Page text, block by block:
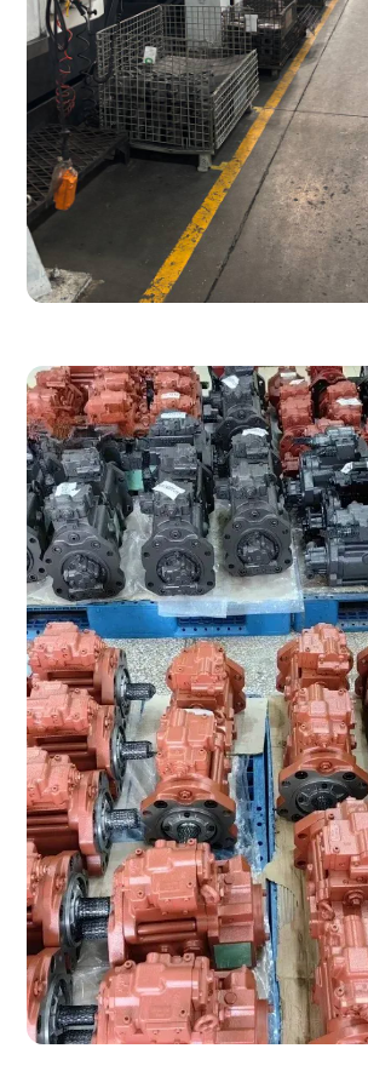
Муфты отбора
Редукторы хода
Гидронасосы и
Клапаны, блоки
Прочие
Все агрегаты
узлов), сборку и
КАКИЕ
ВЫ
Договор в рублях
Вся цепочка
бухгалтерия